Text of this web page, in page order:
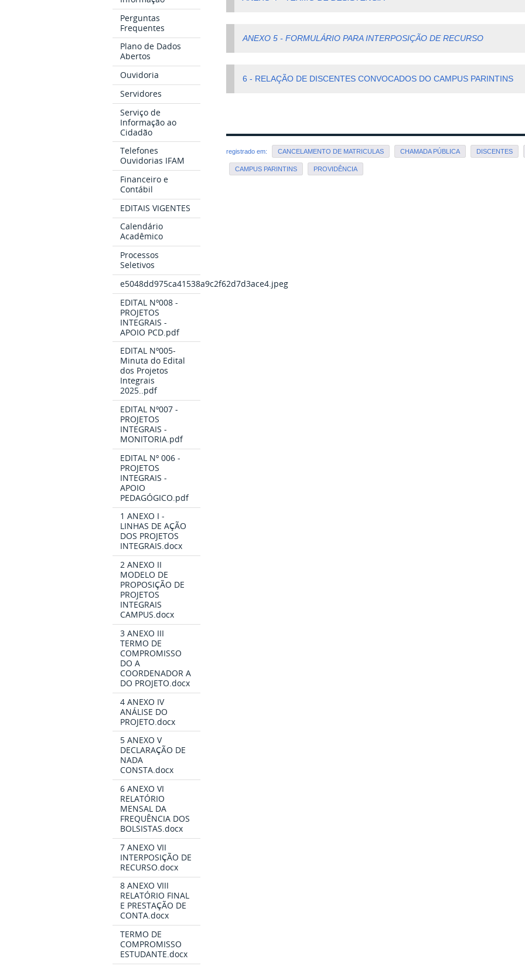
Perguntas
Frequentes
Plano de Dados
Abertos
Ouvidoria
Servidores
Serviço de
Informação ao
Cidadão
Telefones
Ouvidorias IFAM
Financeiro e
Contábil
EDITAIS VIGENTES
Calendário
Acadêmico
Processos
Seletivos
e5048dd975ca41538a9c2f62d7d3ace4.jpeg
EDITAL Nº008 -
PROJETOS
INTEGRAIS -
APOIO PCD.pdf
EDITAL Nº005-
Minuta do Edital
dos Projetos
Integrais
2025..pdf
EDITAL Nº007 -
PROJETOS
INTEGRAIS -
MONITORIA.pdf
EDITAL Nº 006 -
PROJETOS
INTEGRAIS -
APOIO
PEDAGÓGICO.pdf
1 ANEXO I -
LINHAS DE AÇÃO
DOS PROJETOS
INTEGRAIS.docx
2 ANEXO II
MODELO DE
PROPOSIÇÃO DE
PROJETOS
INTEGRAIS
CAMPUS.docx
3 ANEXO III
TERMO DE
COMPROMISSO
DO A
COORDENADOR A
DO PROJETO.docx
4 ANEXO IV
ANÁLISE DO
PROJETO.docx
5 ANEXO V
DECLARAÇÃO DE
NADA
CONSTA.docx
6 ANEXO VI
RELATÓRIO
MENSAL DA
FREQUÊNCIA DOS
BOLSISTAS.docx
7 ANEXO VII
INTERPOSIÇÃO DE
RECURSO.docx
8 ANEXO VIII
RELATÓRIO FINAL
E PRESTAÇÃO DE
CONTA.docx
TERMO DE
COMPROMISSO
ESTUDANTE.docx
ANEXO 5 - FORMULÁRIO PARA INTERPOSIÇÃO DE RECURSO
6 - RELAÇÃO DE DISCENTES CONVOCADOS DO CAMPUS PARINTINS
registrado em: CANCELAMENTO DE MATRICULAS CHAMADA PÚBLICA DISCENTES
CAMPUS PARINTINS PROVIDÊNCIA